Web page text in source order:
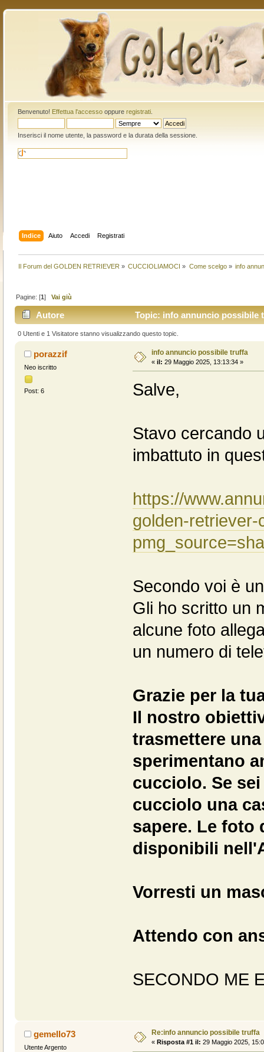
Benvenuto! Effettua l'accessooppure registrati.
Inserisci il nome utente, la password e la durata della sessione.
Indice Aiuto Accedi Registrati
Il Forum del GOLDEN RETRIEVER » CUCCIOLIAMOCI » Come scelgo» info
Pagine: [1]Vai giù
Autore Topic: info annuncio possibile
0 Utenti e 1 Visitatore stanno visualizzando questo topic.
porazzif
Neo iscritto
Post: 6
info annuncio possibile truffa
« il: 29 Maggio 2025, 13:13:34 »
Salve,
Stavo cercando
imbattuto in
https://
golden-retriever-
Secondo voi è
Gli ho scritto un
alcune foto
un numero di
Grazie per la
Il nostro
trasmettere
sperimentano
cucciolo. Se
cucciolo una
sapere. Le
disponibili
Vorresti un
Attendo con
SECONDO ME
gemello73
Utente Argento
Re:info annuncio possibile truffa
« Risposta #1 il: 29 Maggio 2025,